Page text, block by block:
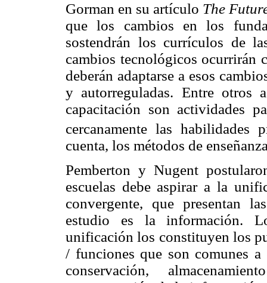
Gorman en su artículo The
que los cambios en los
sostendrán los currículos de
cambios tecnológicos ocurrirán
deberán adaptarse a esos
y autorreguladas. Entre otros
capacitación son actividades
cercanamente las habilidades
cuenta, los métodos de
Pemberton y Nugent
escuelas debe aspirar a la
convergente, que presentan
estudio es la información.
unificación los constituyen los
/ funciones que son comunes
conservación,